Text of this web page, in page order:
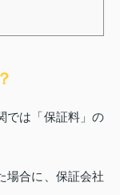
では「保証料」の
場合に、保証会社